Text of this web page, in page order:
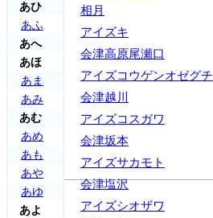
あひ
あふ
あへ
あほ
あま
あみ
あむ
あめ
あも
あや
あゆ
あよ
相月
アイズキ
会津高原尾瀬口
アイズコウゲンオゼグチ
会津越川
アイズコスガワ
会津坂本
アイズサカモト
会津塩沢
アイズシオザワ